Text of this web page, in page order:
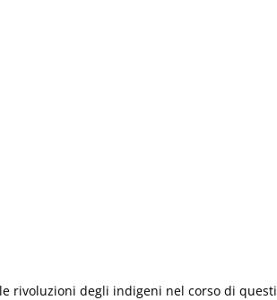
rivoluzioni degli indigeni nel corso di questi